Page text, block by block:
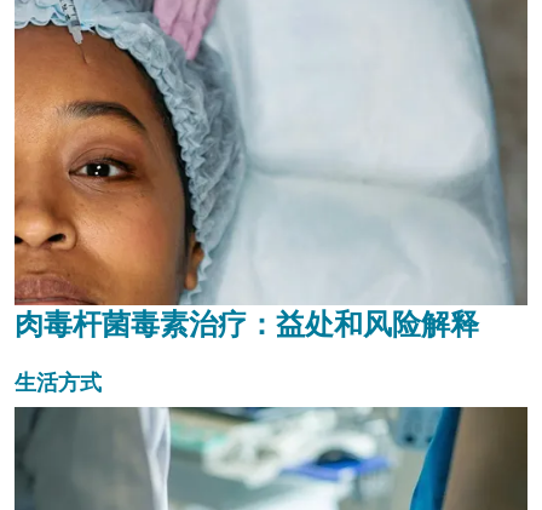
肉毒杆菌毒素治疗：益处和风险解释
生活方式